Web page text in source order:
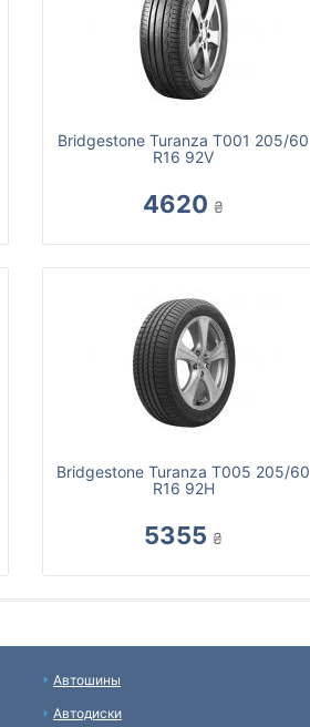
Bridgestone Turanza T001 205/60
R16 92V
4620 ₴
Bridgestone Turanza T005 205/60
R16 92H
5355 ₴
Автошины
Автодиски